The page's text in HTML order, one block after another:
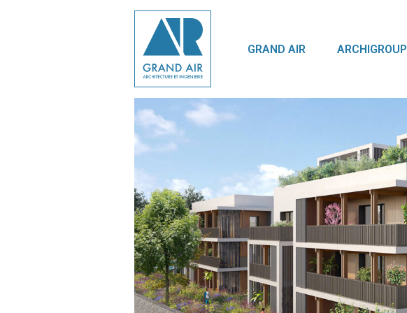
GRAND AIR ARCHIGROUP